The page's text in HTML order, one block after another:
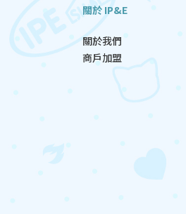
關於 IP&E
關於我們
商戶加盟